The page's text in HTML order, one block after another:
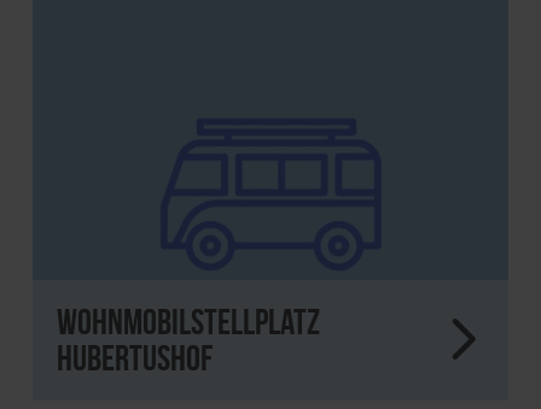
Wohnmobilstellplatz
Hubertushof